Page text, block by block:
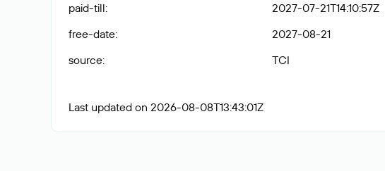
paid-till:
2027-07-21T14:10:57Z
free-date:
2027-08-21
source: TCI
Last updated on 2026-08-08T13:43:01Z